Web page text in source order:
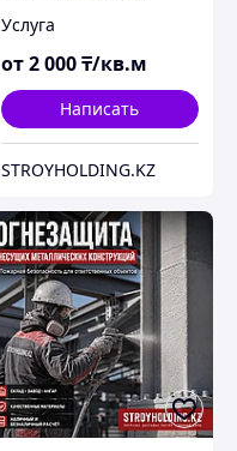
металлоконструкций
Услуга
от2 000₸/кв.м
Написать
STROYHOLDING.KZ